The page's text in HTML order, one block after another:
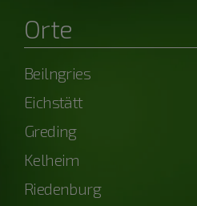
Orte
Beilngries
Eichstätt
Greding
Kelheim
Riedenburg